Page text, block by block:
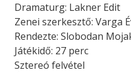
Dramaturg: Lakner Edit
Zenei szerkesztő: Varga
Rendezte: Slobodan
Játékidő: 27 perc
Sztereó felvétel